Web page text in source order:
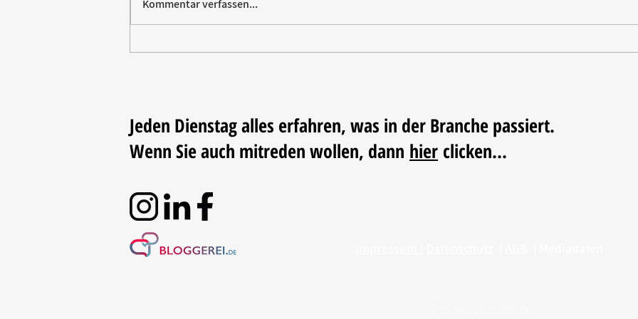
Paw Patrol erobert die
Tischdekoration mit Mehrwert:
Kommentar verfassen...
Jeden Dienstag alles erfahren, was in der Branche passiert.
Wenn Sie auch mitreden wollen, dann hier clicken...